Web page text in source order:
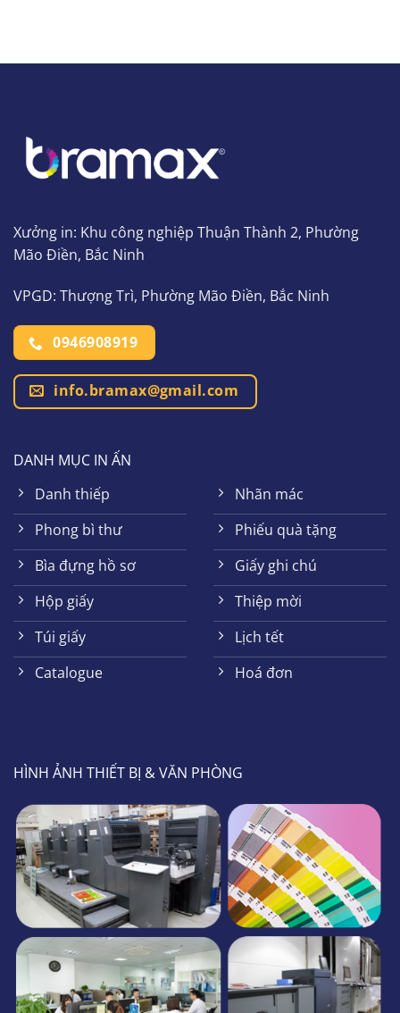
Xưởng in: Khu công nghiệp Thuận Thành 2, Phường
Mão Điền, Bắc Ninh
VPGD: Thượng Trì, Phường Mão Điền, Bắc Ninh
0946908919
info.bramax@gmail.com
DANH MỤC IN ẤN
Danh thiếp
Phong bì thư
Bìa đựng hồ sơ
Hộp giấy
Túi giấy
Catalogue
Nhãn mác
Phiếu quà tặng
Giấy ghi chú
Thiệp mời
Lịch tết
Hoá đơn
HÌNH ẢNH THIẾT BỊ & VĂN PHÒNG